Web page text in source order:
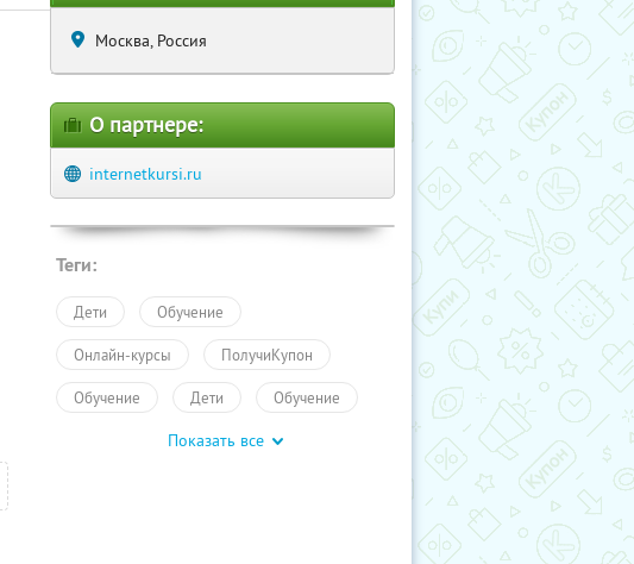
Москва, Россия
О партнере:
internetkursi.ru
Теги:
Дети Обучение
Онлайн-курсы ПолучиКупон
Обучение Дети Обучение
Показать все